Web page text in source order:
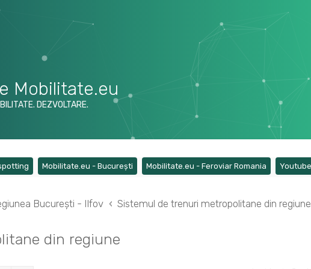
Mobilitate.eu
DEZVOLTARE.
tab)(Opens a new tab)
Mobilitate.eu - București(Opens a new tab)
Mobilitate.eu - Feroviar Romania(Opens a
Youtube
București - Ilfov Sistemul de trenuri metropolitane din regiune
din regiune